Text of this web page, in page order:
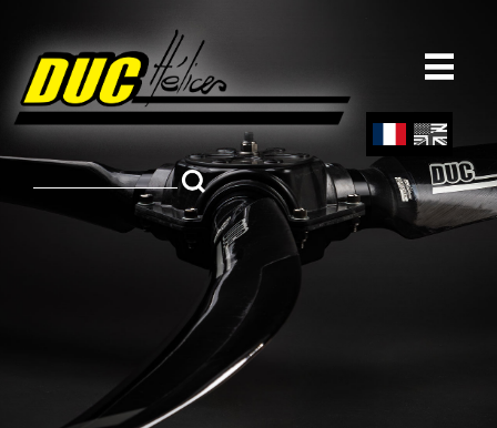
principal
ch
Engl